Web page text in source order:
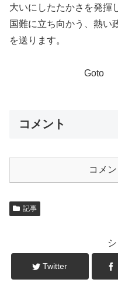
大いにしたたかさを発揮
国難に立ち向かう、熱い
を送ります。
Goto
コメント
コメ
記事
Twitter